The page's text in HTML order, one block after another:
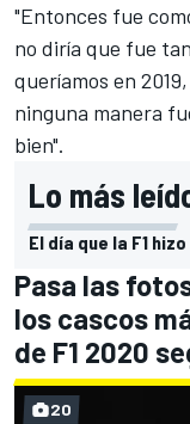
"Entonces fue
no diría que fue
queríamos en
ninguna manera
bien".
Lo más
El día que la F1
Pasa las
los cascos
de F1 2020
20